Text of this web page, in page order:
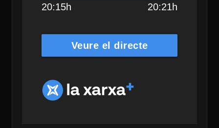
20:15h 20:21h
Veure el directe